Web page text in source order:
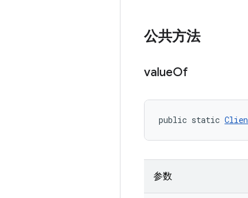
公共方法
valueOf
public static
参数